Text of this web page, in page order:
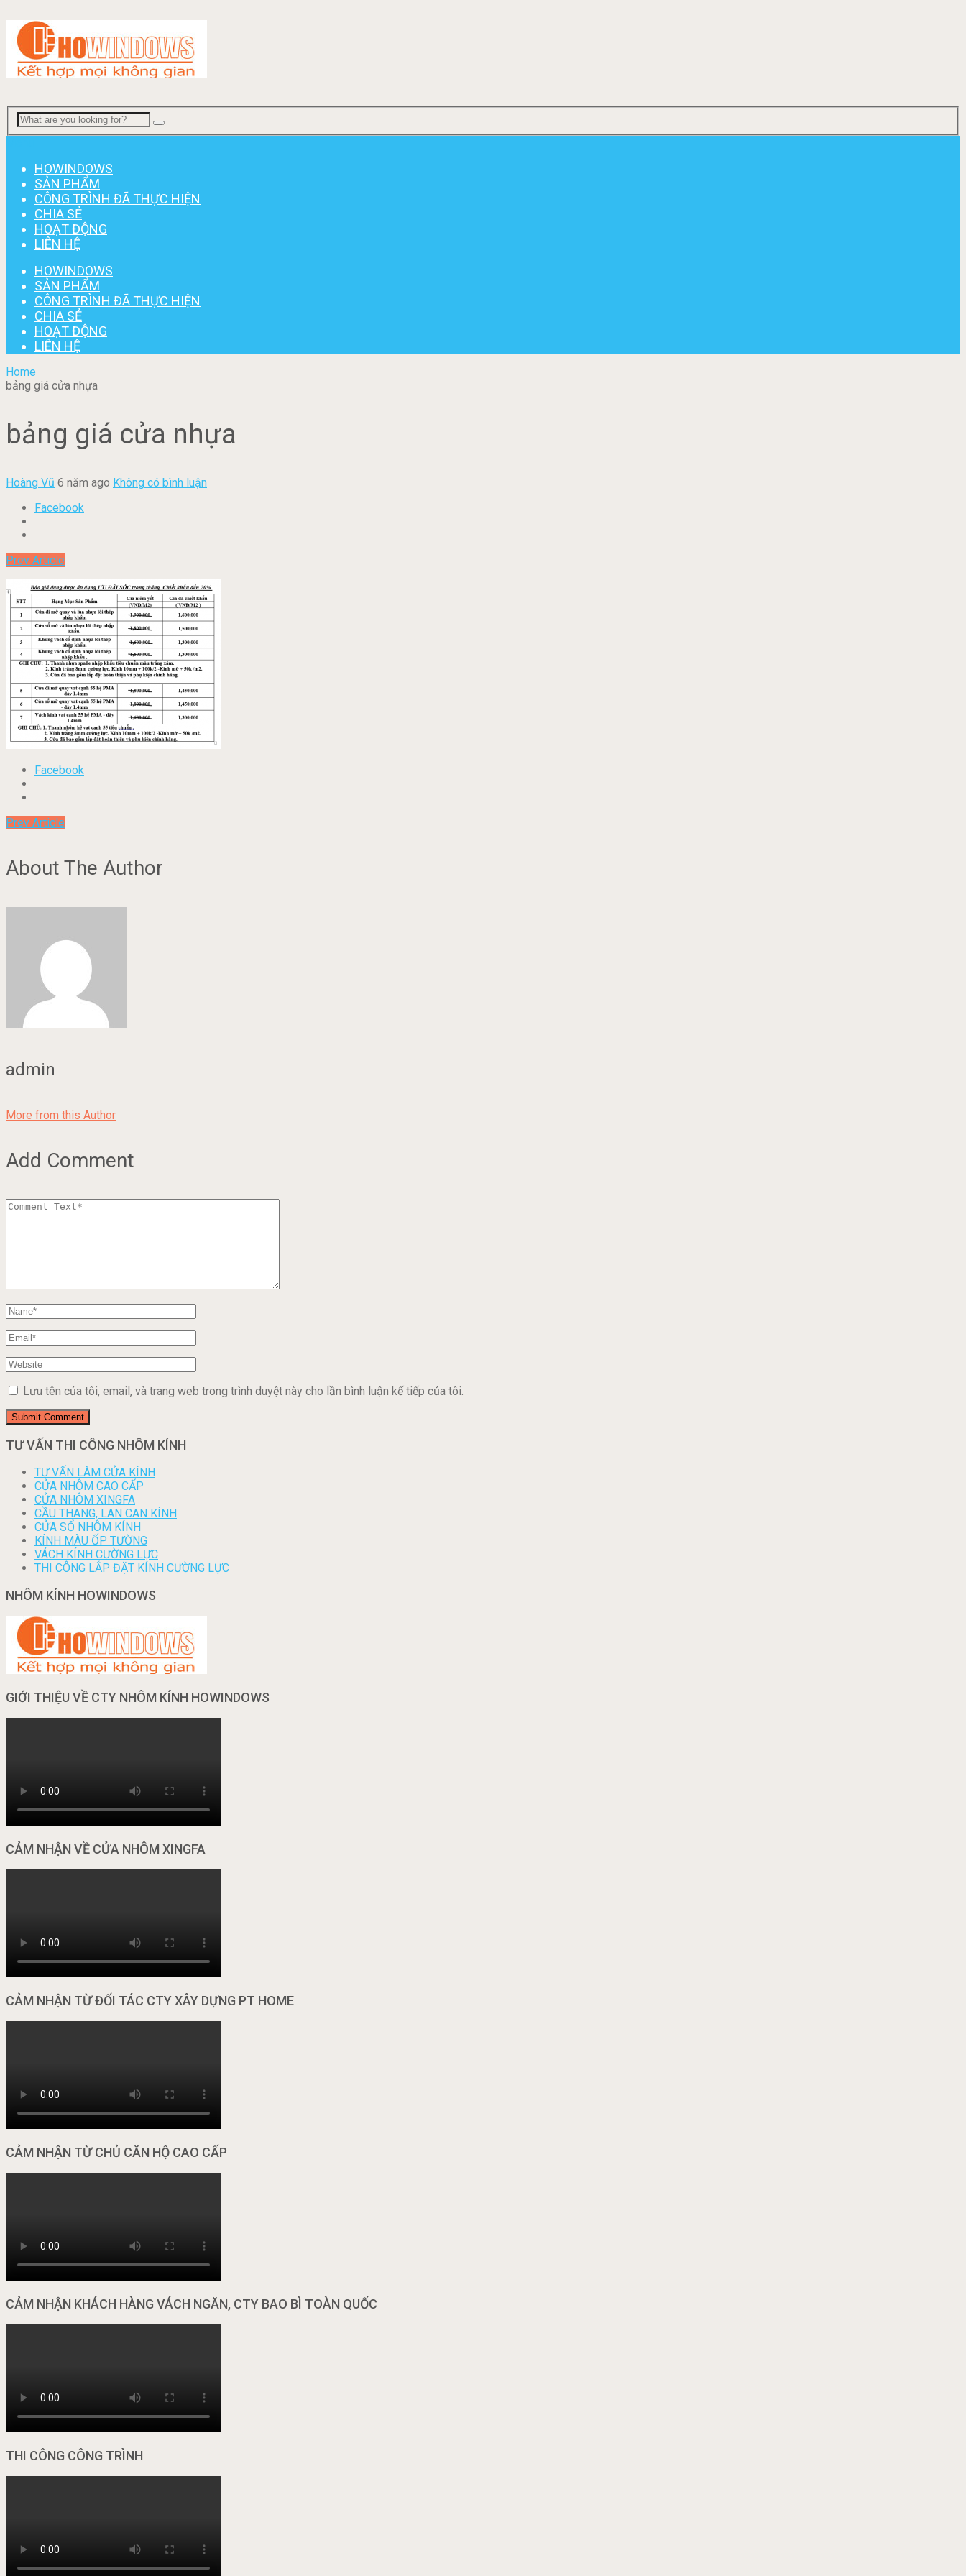
HOWINDOWS
SẢN PHẨM
CÔNG TRÌNH ĐÃ THỰC HIỆN
CHIA SẺ
HOẠT ĐỘNG
LIÊN HỆ
HOWINDOWS
SẢN PHẨM
CÔNG TRÌNH ĐÃ THỰC HIỆN
CHIA SẺ
HOẠT ĐỘNG
LIÊN HỆ
Home
bảng giá cửa nhựa
bảng giá cửa nhựa
Hoàng Vũ 6 năm ago Không có bình luận
Facebook
Prev Article
Facebook
Prev Article
About The Author
admin
More from this Author
Add Comment
Lưu tên của tôi, email, và trang web trong trình duyệt này cho lần bình luận kế tiếp của tôi.
TƯ VẤN THI CÔNG NHÔM KÍNH
TƯ VẤN LÀM CỬA KÍNH
CỬA NHÔM CAO CẤP
CỬA NHÔM XINGFA
CẦU THANG, LAN CAN KÍNH
CỬA SỔ NHÔM KÍNH
KÍNH MÀU ỐP TƯỜNG
VÁCH KÍNH CƯỜNG LỰC
THI CÔNG LẮP ĐẶT KÍNH CƯỜNG LỰC
NHÔM KÍNH HOWINDOWS
GIỚI THIỆU VỀ CTY NHÔM KÍNH HOWINDOWS
CẢM NHẬN VỀ CỬA NHÔM XINGFA
CẢM NHẬN TỪ ĐỐI TÁC CTY XÂY DỰNG PT HOME
CẢM NHẬN TỪ CHỦ CĂN HỘ CAO CẤP
CẢM NHẬN KHÁCH HÀNG VÁCH NGĂN, CTY BAO BÌ TOÀN QUỐC
THI CÔNG CÔNG TRÌNH